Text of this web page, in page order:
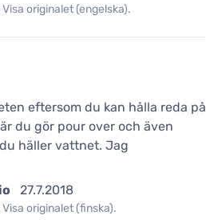
originalet (engelska).
eftersom du kan hålla reda på
du gör pour over och även
häller vattnet. Jag
27.7.2018
originalet (finska).